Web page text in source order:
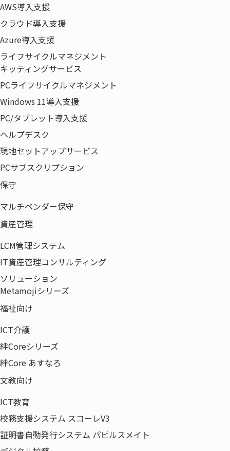
AWS導入支援
クラウド導入支援
Azure導入支援
ライフサイクルマネジメント
キッティングサービス
PCライフサイクルマネジメント
Windows 11導入支援
PC/タブレット導入支援
ヘルプデスク
現地セットアップサービス
PCサブスクリプション
保守
マルチベンダー保守
資産管理
LCM管理システム
IT資産管理コンサルティング
ソリューション
Metamojiシリーズ
福祉向け
ICT介護
絆Coreシリーズ
絆Core あすなろ
文教向け
ICT教育
校務支援システム スコーレV3
証明書自動発行システム パピルスメイト
製品・サービス
オフィス環境
ICT
ネットワーク
ライフサイクルマネジメント
ソリューション
事例紹介
特集
企業情報
代表あいさつ
経営理念・事業ドメイン
会社沿革
組織図・役員一覧
取得認証一覧
拠点一覧
電子公告
当社の取り組み
サステナビリティビジョン
健康経営への取り組み
​一般事業主行動計画
中途採用比率の公表
採用情報
ニュース